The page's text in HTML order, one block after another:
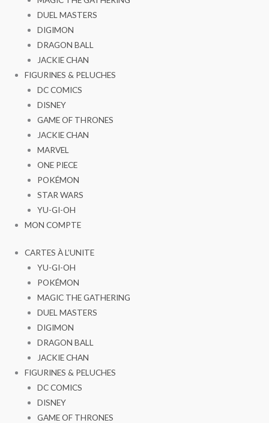
DUEL MASTERS
DIGIMON
DRAGON BALL
JACKIE CHAN
FIGURINES & PELUCHES
DC COMICS
DISNEY
GAME OF THRONES
JACKIE CHAN
MARVEL
ONE PIECE
POKÉMON
STAR WARS
YU-GI-OH
MON COMPTE
CARTES À L’UNITE
YU-GI-OH
POKÉMON
MAGIC THE GATHERING
DUEL MASTERS
DIGIMON
DRAGON BALL
JACKIE CHAN
FIGURINES & PELUCHES
DC COMICS
DISNEY
GAME OF THRONES